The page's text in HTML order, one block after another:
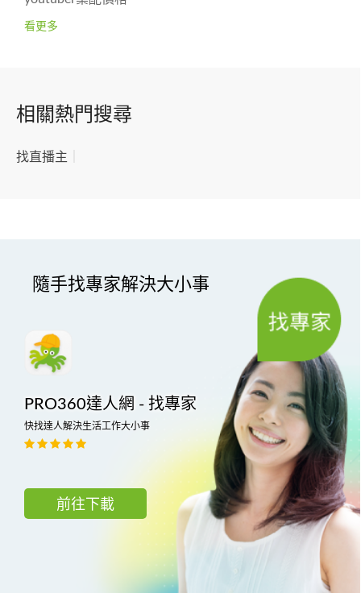
看更多
相關熱門搜尋
找直播主
隨手找專家解決大小事
PRO360達人網 - 找專家
快找達人解決生活工作大小事
前往下載